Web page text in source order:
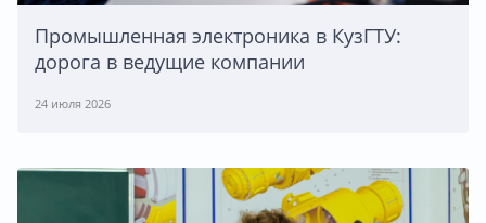
Промышленная электроника в КузГТУ:
дорога в ведущие компании
24 июля 2026